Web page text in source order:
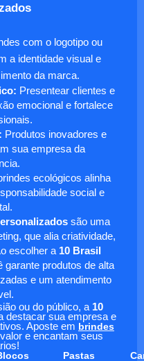
com o logotipo ou
a identidade visual e
da marca.
Presentear clientes e
emocional e fortalece
Produtos inovadores e
sua empresa da
ecológicos alinha
social e
são uma
que alia criatividade,
escolher a 10 Brasil
garante produtos de alta
e um atendimento
ou do público, a 10
destacar sua empresa e
Aposte em brindes
e encantam seus
Pastas